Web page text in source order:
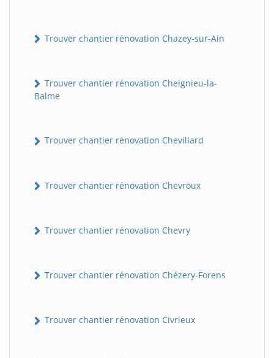
Trouver chantier rénovation Chazey-sur-Ain
Trouver chantier rénovation Cheignieu-la-
Balme
Trouver chantier rénovation Chevillard
Trouver chantier rénovation Chevroux
Trouver chantier rénovation Chevry
Trouver chantier rénovation Chézery-Forens
Trouver chantier rénovation Civrieux